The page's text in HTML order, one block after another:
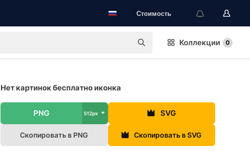
Стоимость
Коллекции 0
Нет картинок бесплатно иконка
PNG 512px SVG
Скопировать в PNG Скопировать в SVG